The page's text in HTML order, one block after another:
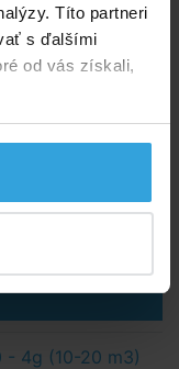
Títo partneri
s ďalšími
od vás získali,
- 4g (10-20 m3)